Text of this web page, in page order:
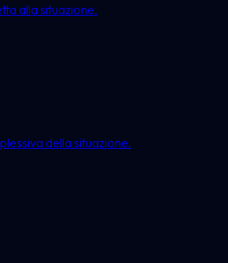
alla situazione.
della situazione.